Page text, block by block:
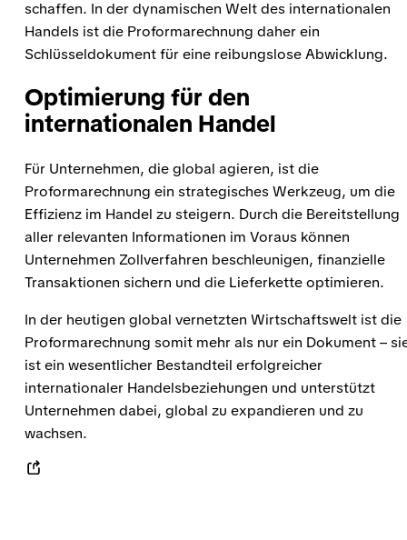
schaffen. In der dynamischen Welt des internationalen
Handels ist die Proformarechnung daher ein
Schlüsseldokument für eine reibungslose Abwicklung.
Optimierung für den
internationalen Handel
Für Unternehmen, die global agieren, ist die
Proformarechnung ein strategisches Werkzeug, um die
Effizienz im Handel zu steigern. Durch die Bereitstellung
aller relevanten Informationen im Voraus können
Unternehmen Zollverfahren beschleunigen, finanzielle
Transaktionen sichern und die Lieferkette optimieren.
In der heutigen global vernetzten Wirtschaftswelt ist die
Proformarechnung somit mehr als nur ein Dokument –
ist ein wesentlicher Bestandteil erfolgreicher
internationaler Handelsbeziehungen und unterstützt
Unternehmen dabei, global zu expandieren und zu
wachsen.